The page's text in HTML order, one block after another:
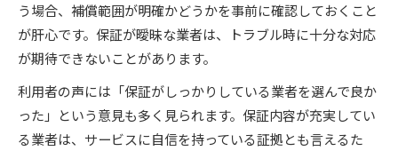
う場合、補償範囲が明確かどうかを事前に確認しておくこと
が肝心です。保証が曖昧な業者は、トラブル時に十分な対応
が期待できないことがあります。
利用者の声には「保証がしっかりしている業者を選んで良か
った」という意見も多く見られます。保証内容が充実してい
る業者は、サービスに自信を持っている証拠とも言えるた